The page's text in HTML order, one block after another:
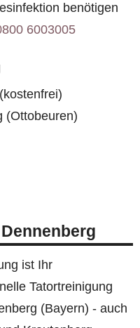
benötigen
6003005
(kostenfrei)
(Ottobeuren)
ist Ihr
Tatortreinigung
(Bayern) - auch